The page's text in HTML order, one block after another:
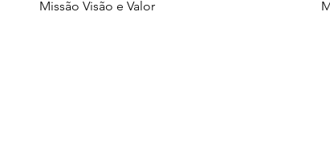
Missão Visão e Valor